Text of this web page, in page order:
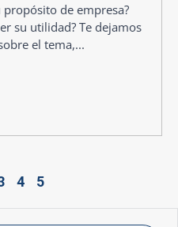
de empresa?
su utilidad? Te dejamos
el tema,...
4 5